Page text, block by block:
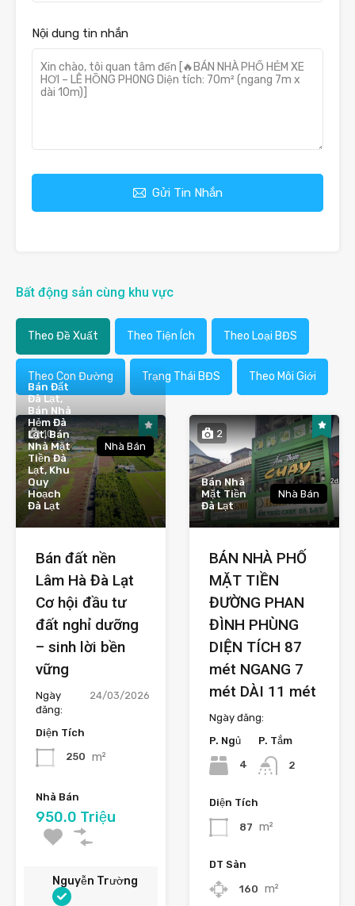
Nội dung tin nhắn
Gửi Tin Nhắn
Bất động sản cùng khu vực
Theo Đề Xuất Theo Tiện Ích Theo Loại BĐS
Theo Con Đường Trạng Thái BĐS Theo Môi Giới
10
Bán Đất
Đà Lạt,
Bán Nhà
Hẻm Đà
Lạt, Bán
Nhà Mặt
Tiền Đà
Lạt, Khu
Quy
Hoạch
Đà Lạt
Nhà Bán
Bán đất nền
Lâm Hà Đà Lạt
Cơ hội đầu tư
đất nghỉ dưỡng
– sinh lời bền
vững
Ngày
đăng:
24/03/2026
Diện Tích
250 m²
Nhà Bán
950.0 Triệu
Nguyễn Trường
2
Bán Nhà
Mặt Tiền
Đà Lạt
Nhà Bán
BÁN NHÀ PHỐ
MẶT TIỀN
ĐƯỜNG PHAN
ĐÌNH PHÙNG
DIỆN TÍCH 87
mét NGANG 7
mét DÀI 11 mét
Ngày đăng:
P. Ngủ
4
P. Tắm
2
Diện Tích
87 m²
DT Sàn
160 m²